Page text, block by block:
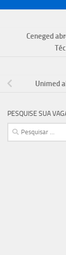
Ceneged
Unimed
PESQUISE SUA
Pesquisar
por: